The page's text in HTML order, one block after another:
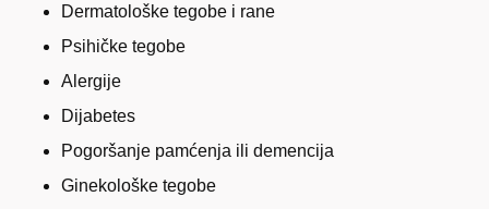
Dermatološke tegobe i rane
Psihičke tegobe
Alergije
Dijabetes
Pogoršanje pamćenja ili demencija
Ginekološke tegobe